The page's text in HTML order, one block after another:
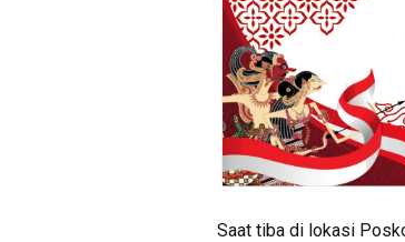
Saat tiba di lokasi